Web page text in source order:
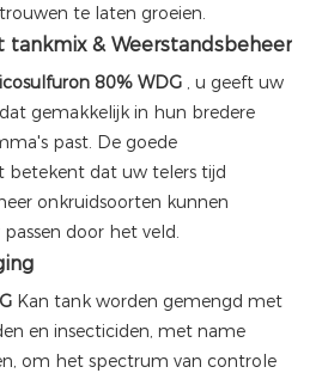
te laten groeien.
& Weerstandsbeheer
80% WDG
, u geeft uw
gemakkelijk in hun bredere
past. De goede
dat uw telers tijd
onkruidsoorten kunnen
door het veld.
Kan tank worden gemengd met
en insecticiden, met name
om het spectrum van controle